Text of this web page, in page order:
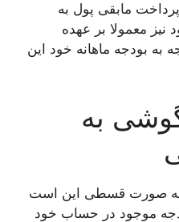
مابقی پول به
معمولا بر عهده
به بودجه ماهانه خود این
به
به صورت قسطی این است
موجود در حساب خود